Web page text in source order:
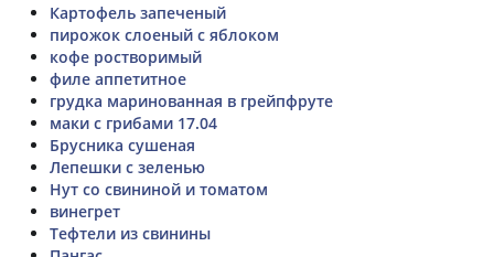
Картофель запеченый
пирожок слоеный с яблоком
кофе ростворимый
филе аппетитное
грудка маринованная в грейпфруте
маки с грибами 17.04
Брусника сушеная
Лепешки с зеленью
Нут со свининой и томатом
винегрет
Тефтели из свинины